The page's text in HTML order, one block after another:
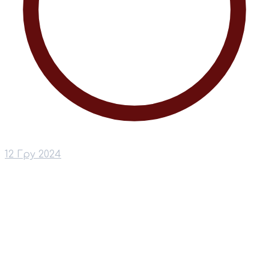
12 Гру 2024